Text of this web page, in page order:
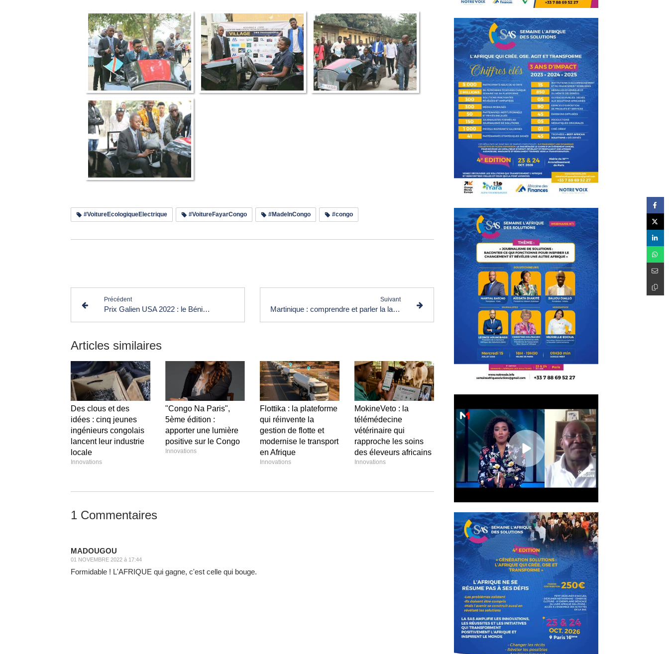
#VoitureEcologiqueElectrique #VoitureFayarCongo #MadeInCongo #congo
Précédent
Prix Galien USA 2022 : le Béninois Bertin Nahum honoré pour sa plateforme robotique unique Epione
Suivant
Martinique : comprendre et parler la langue créole à l’école
Articles similaires
Des clous et des
idées : cinq jeunes
ingénieurs congolais
lancent leur industrie
locale
Innovations
"Congo Na Paris",
5ème édition :
apporter une lumière
positive sur le Congo
Innovations
Flottika : la plateforme
qui réinvente la
gestion de flotte et
modernise le transport
en Afrique
Innovations
MokineVeto : la
télémédecine
vétérinaire qui
rapproche les soins
des éleveurs africains
Innovations
1 Commentaires
MADOUGOU
01 NOVEMBRE 2022 à 17:44
Formidable ! L'AFRIQUE qui gagne, c'est celle qui bouge.